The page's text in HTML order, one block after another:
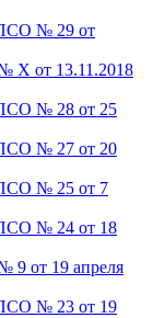
№ 29 от
X от 13.11.2018
№ 28 от 25
№ 27 от 20
№ 25 от 7
№ 24 от 18
9 от 19 апреля
№ 23 от 19